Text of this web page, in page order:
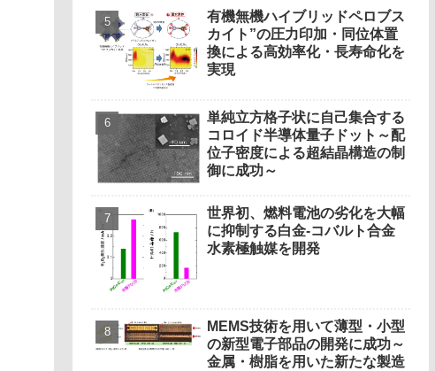
有機無機ハイブリッドペロブス
カイト”の圧力印加・同位体置
換による高効率化・長寿命化を
実現
単純立方格子状に自己集合する
コロイド半導体量子ドット～配
位子密度による超結晶構造の制
御に成功～
世界初、燃料電池の劣化を大幅
に抑制する白金‐コバルト合金
水素極触媒を開発
MEMS技術を用いて薄型・小型
の新型電子部品の開発に成功～
金属・樹脂を用いた新たな製造